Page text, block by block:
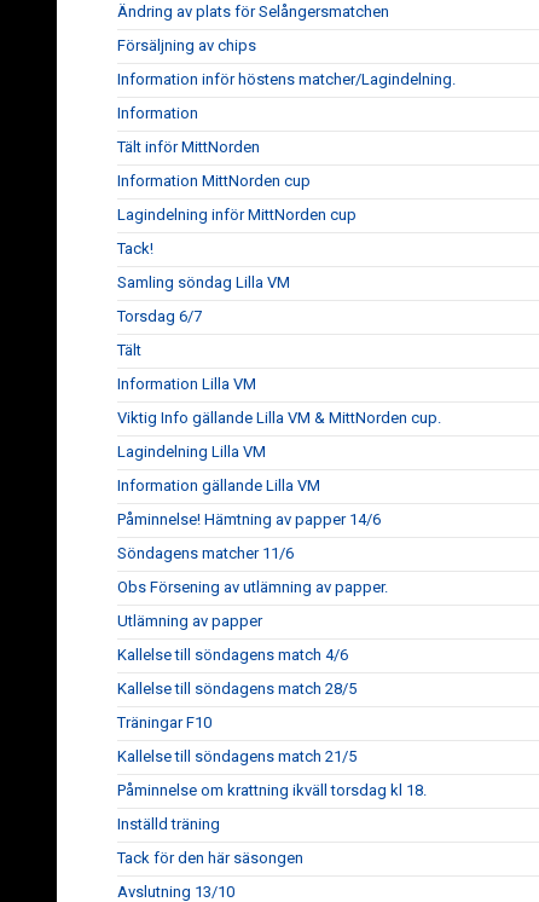
Ändring av plats för Selångersmatchen
Försäljning av chips
Information inför höstens matcher/Lagindelning.
Information
Tält inför MittNorden
Information MittNorden cup
Lagindelning inför MittNorden cup
Tack!
Samling söndag Lilla VM
Torsdag 6/7
Tält
Information Lilla VM
Viktig Info gällande Lilla VM & MittNorden cup.
Lagindelning Lilla VM
Information gällande Lilla VM
Påminnelse! Hämtning av papper 14/6
Söndagens matcher 11/6
Obs Försening av utlämning av papper.
Utlämning av papper
Kallelse till söndagens match 4/6
Kallelse till söndagens match 28/5
Träningar F10
Kallelse till söndagens match 21/5
Påminnelse om krattning ikväll torsdag kl 18.
Inställd träning
Tack för den här säsongen
Avslutning 13/10